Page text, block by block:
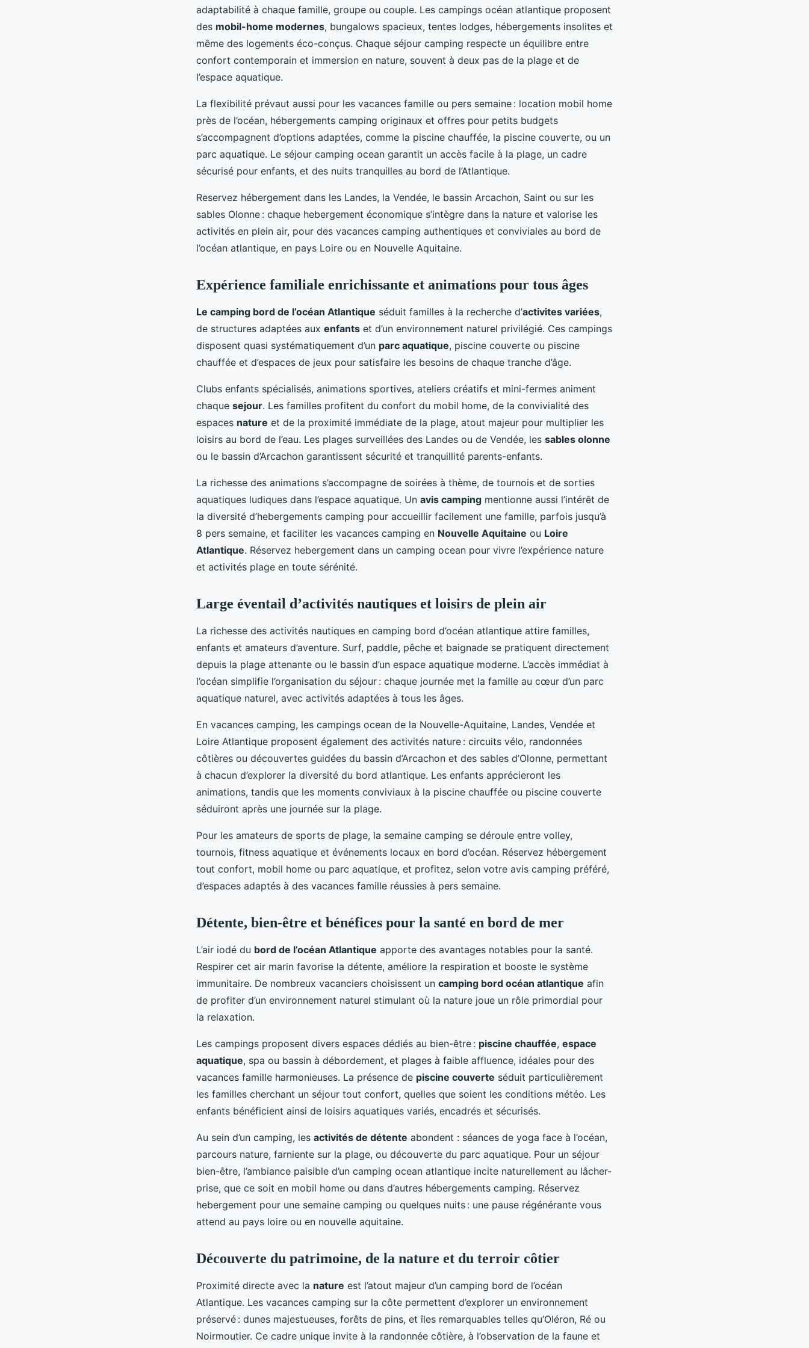
adaptabilité à chaque famille, groupe ou couple. Les campings océan atlantique proposent
des mobil-home modernes, bungalows spacieux, tentes lodges, hébergements insolites et
même des logements éco-conçus. Chaque séjour camping respecte un équilibre entre
confort contemporain et immersion en nature, souvent à deux pas de la plage et de
l’espace aquatique.
La flexibilité prévaut aussi pour les vacances famille ou pers semaine : location mobil home
près de l’océan, hébergements camping originaux et offres pour petits budgets
s’accompagnent d’options adaptées, comme la piscine chauffée, la piscine couverte, ou un
parc aquatique. Le séjour camping ocean garantit un accès facile à la plage, un cadre
sécurisé pour enfants, et des nuits tranquilles au bord de l’Atlantique.
Reservez hébergement dans les Landes, la Vendée, le bassin Arcachon, Saint ou sur les
sables Olonne : chaque hebergement économique s’intègre dans la nature et valorise les
activités en plein air, pour des vacances camping authentiques et conviviales au bord de
l’océan atlantique, en pays Loire ou en Nouvelle Aquitaine.
Expérience familiale enrichissante et animations pour tous âges
Le camping bord de l’océan Atlantique séduit familles à la recherche d’activites variées,
de structures adaptées aux enfants et d’un environnement naturel privilégié. Ces campings
disposent quasi systématiquement d’un parc aquatique, piscine couverte ou piscine
chauffée et d’espaces de jeux pour satisfaire les besoins de chaque tranche d’âge.
Clubs enfants spécialisés, animations sportives, ateliers créatifs et mini-fermes animent
chaque sejour. Les familles profitent du confort du mobil home, de la convivialité des
espaces nature et de la proximité immédiate de la plage, atout majeur pour multiplier les
loisirs au bord de l’eau. Les plages surveillées des Landes ou de Vendée, les sables olonne
ou le bassin d’Arcachon garantissent sécurité et tranquillité parents-enfants.
La richesse des animations s’accompagne de soirées à thème, de tournois et de sorties
aquatiques ludiques dans l’espace aquatique. Un avis camping mentionne aussi l’intérêt de
la diversité d’hebergements camping pour accueillir facilement une famille, parfois jusqu’à
8 pers semaine, et faciliter les vacances camping en Nouvelle Aquitaine ou Loire
Atlantique. Réservez hebergement dans un camping ocean pour vivre l’expérience nature
et activités plage en toute sérénité.
Large éventail d’activités nautiques et loisirs de plein air
La richesse des activités nautiques en camping bord d’océan atlantique attire familles,
enfants et amateurs d’aventure. Surf, paddle, pêche et baignade se pratiquent directement
depuis la plage attenante ou le bassin d’un espace aquatique moderne. L’accès immédiat à
l’océan simplifie l’organisation du séjour : chaque journée met la famille au cœur d’un parc
aquatique naturel, avec activités adaptées à tous les âges.
En vacances camping, les campings ocean de la Nouvelle-Aquitaine, Landes, Vendée et
Loire Atlantique proposent également des activités nature : circuits vélo, randonnées
côtières ou découvertes guidées du bassin d’Arcachon et des sables d’Olonne, permettant
à chacun d’explorer la diversité du bord atlantique. Les enfants apprécieront les
animations, tandis que les moments conviviaux à la piscine chauffée ou piscine couverte
séduiront après une journée sur la plage.
Pour les amateurs de sports de plage, la semaine camping se déroule entre volley,
tournois, fitness aquatique et événements locaux en bord d’océan. Réservez hébergement
tout confort, mobil home ou parc aquatique, et profitez, selon votre avis camping préféré,
d’espaces adaptés à des vacances famille réussies à pers semaine.
Détente, bien-être et bénéfices pour la santé en bord de mer
L’air iodé du bord de l’océan Atlantique apporte des avantages notables pour la santé.
Respirer cet air marin favorise la détente, améliore la respiration et booste le système
immunitaire. De nombreux vacanciers choisissent un camping bord océan atlantique afin
de profiter d’un environnement naturel stimulant où la nature joue un rôle primordial pour
la relaxation.
Les campings proposent divers espaces dédiés au bien-être : piscine chauffée, espace
aquatique, spa ou bassin à débordement, et plages à faible affluence, idéales pour des
vacances famille harmonieuses. La présence de piscine couverte séduit particulièrement
les familles cherchant un séjour tout confort, quelles que soient les conditions météo. Les
enfants bénéficient ainsi de loisirs aquatiques variés, encadrés et sécurisés.
Au sein d’un camping, les activités de détente abondent : séances de yoga face à l’océan,
parcours nature, farniente sur la plage, ou découverte du parc aquatique. Pour un séjour
bien-être, l’ambiance paisible d’un camping ocean atlantique incite naturellement au lâcher-
prise, que ce soit en mobil home ou dans d’autres hébergements camping. Réservez
hebergement pour une semaine camping ou quelques nuits : une pause régénérante vous
attend au pays loire ou en nouvelle aquitaine.
Découverte du patrimoine, de la nature et du terroir côtier
Proximité directe avec la nature est l’atout majeur d’un camping bord de l’océan
Atlantique. Les vacances camping sur la côte permettent d’explorer un environnement
préservé : dunes majestueuses, forêts de pins, et îles remarquables telles qu’Oléron, Ré ou
Noirmoutier. Ce cadre unique invite à la randonnée côtière, à l’observation de la faune et